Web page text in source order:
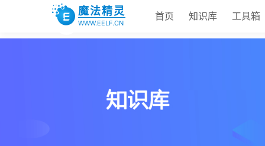
魔法精灵
WWW.EELF.CN
首页 知识库 工具箱